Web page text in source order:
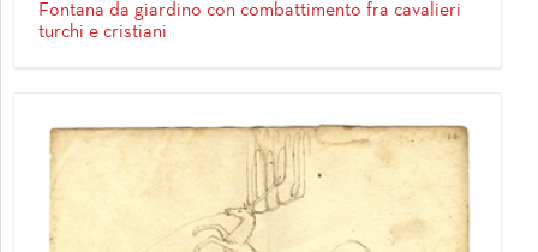
Fontana da giardino con combattimento fra cavalieri
turchi e cristiani